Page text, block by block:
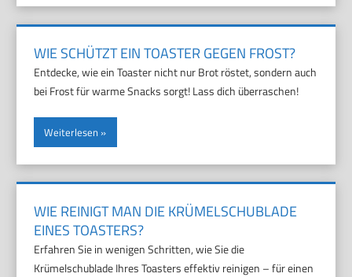
WIE SCHÜTZT EIN TOASTER GEGEN FROST?
Entdecke, wie ein Toaster nicht nur Brot röstet, sondern auch
bei Frost für warme Snacks sorgt! Lass dich überraschen!
Weiterlesen
WIE REINIGT MAN DIE KRÜMELSCHUBLADE
EINES TOASTERS?
Erfahren Sie in wenigen Schritten, wie Sie die
Krümelschublade Ihres Toasters effektiv reinigen – für einen